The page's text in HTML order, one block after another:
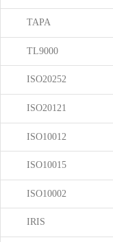
TAPA
TL9000
ISO20252
ISO20121
ISO10012
ISO10015
ISO10002
IRIS